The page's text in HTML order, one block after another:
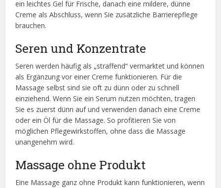
ein leichtes Gel für Frische, danach eine mildere, dünne
Creme als Abschluss, wenn Sie zusätzliche Barrierepflege
brauchen.
Seren und Konzentrate
Seren werden häufig als „straffend“ vermarktet und können
als Ergänzung vor einer Creme funktionieren. Für die
Massage selbst sind sie oft zu dünn oder zu schnell
einziehend. Wenn Sie ein Serum nutzen möchten, tragen
Sie es zuerst dünn auf und verwenden danach eine Creme
oder ein Öl für die Massage. So profitieren Sie von
möglichen Pflegewirkstoffen, ohne dass die Massage
unangenehm wird.
Massage ohne Produkt
Eine Massage ganz ohne Produkt kann funktionieren, wenn